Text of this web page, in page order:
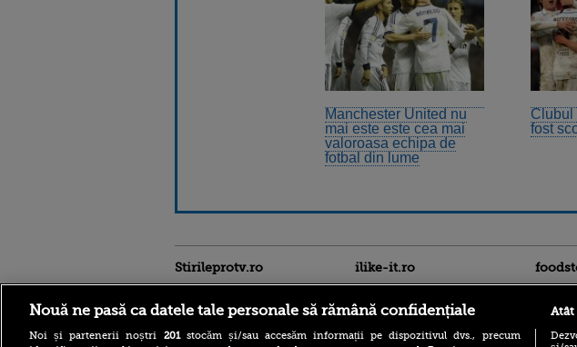
Manchester United nu
mai este este cea mai
valoroasa echipa de
fotbal din lume
Clubul
fost
Stirileprotv.ro ilike-it.ro
Nouă ne pasă ca datele tale personale să rămână confidențiale
Noi și partenerii noștri 201stocăm și/sau accesăm informații pe dispozitivul dvs., precum
Atât